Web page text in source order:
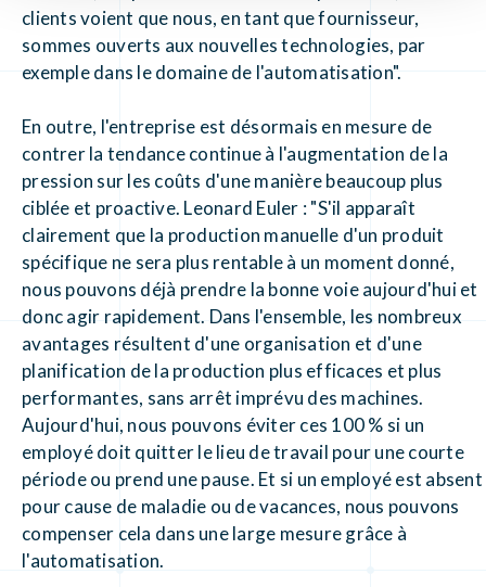
clients voient que nous, en tant que fournisseur,
sommes ouverts aux nouvelles technologies, par
exemple dans le domaine de l'automatisation".
En outre, l'entreprise est désormais en mesure de
contrer la tendance continue à l'augmentation de la
pression sur les coûts d'une manière beaucoup plus
ciblée et proactive. Leonard Euler : "S'il apparaît
clairement que la production manuelle d'un produit
spécifique ne sera plus rentable à un moment donné,
nous pouvons déjà prendre la bonne voie aujourd'hui et
donc agir rapidement. Dans l'ensemble, les nombreux
avantages résultent d'une organisation et d'une
planification de la production plus efficaces et plus
performantes, sans arrêt imprévu des machines.
Aujourd'hui, nous pouvons éviter ces 100 % si un
employé doit quitter le lieu de travail pour une courte
période ou prend une pause. Et si un employé est absent
pour cause de maladie ou de vacances, nous pouvons
compenser cela dans une large mesure grâce à
l'automatisation.